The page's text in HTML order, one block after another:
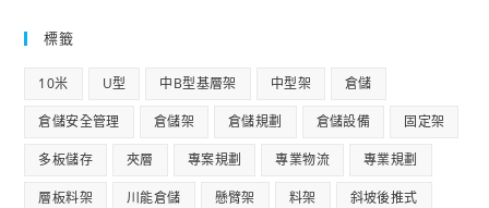
標籤
10米 U型 中B型基層架 中型架 倉儲
倉儲安全管理 倉儲架 倉儲規劃 倉儲設備 固定架
多板儲存 夾層 專案規劃 專業物流 專業規劃
層板料架 川能倉儲 懸臂架 料架 斜坡後推式